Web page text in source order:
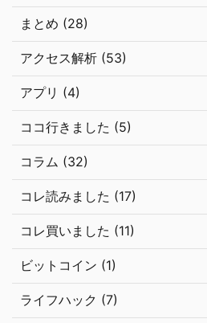
まとめ (28)
アクセス解析 (53)
アプリ (4)
ココ行きました (5)
コラム (32)
コレ読みました (17)
コレ買いました (11)
ビットコイン (1)
ライフハック (7)